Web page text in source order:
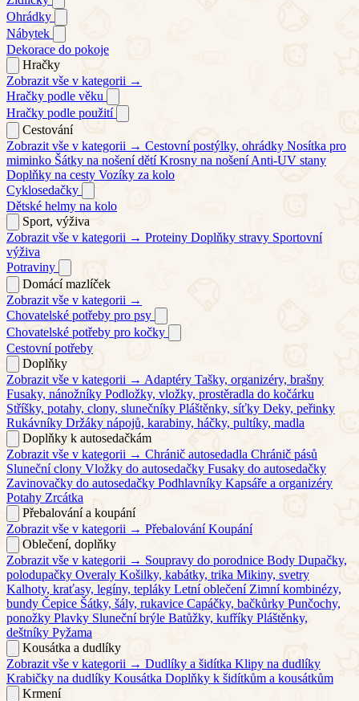
Ohrádky
Nábytek
Dekorace do pokoje
Hračky
Zobrazit vše v kategorii →
Hračky podle věku
Hračky podle použití
Cestování
Zobrazit vše v kategorii → Cestovní postýlky, ohrádky Nosítka pro
miminko Šátky na nošení dětí Krosny na nošení Anti-UV stany
Doplňky na cesty Vozíky za kolo
Cyklosedačky
Dětské helmy na kolo
Sport, výživa
Zobrazit vše v kategorii → Proteiny Doplňky stravy Sportovní
výživa
Potraviny
Domácí mazlíček
Zobrazit vše v kategorii →
Chovatelské potřeby pro psy
Chovatelské potřeby pro kočky
Cestovní potřeby
Doplňky
Zobrazit vše v kategorii → Adaptéry Tašky, organizéry, brašny
Fusaky, nánožníky Podložky, vložky, prostěradla do kočárku
Stříšky, potahy, clony, slunečníky Pláštěnky, síťky Deky, peřinky
Rukávníky Držáky nápojů, karabiny, háčky, pultíky, madla
Doplňky k autosedačkám
Zobrazit vše v kategorii → Chránič autosedadla Chránič pásů
Sluneční clony Vložky do autosedačky Fusaky do autosedačky
Zavinovačky do autosedačky Podhlavníky Kapsáře a organizéry
Potahy Zrcátka
Přebalování a koupání
Zobrazit vše v kategorii → Přebalování Koupání
Oblečení, doplňky
Zobrazit vše v kategorii → Soupravy do porodnice Body Dupačky,
polodupačky Overaly Košilky, kabátky, trika Mikiny, svetry
Kalhoty, kraťasy, legíny, tepláky Letní oblečení Zimní kombinézy,
bundy Čepice Šátky, šály, rukavice Capáčky, bačkůrky Punčochy,
ponožky Plavky Sluneční brýle Batůžky, kufříky Pláštěnky,
deštníky Pyžama
Kousátka a dudlíky
Zobrazit vše v kategorii → Dudlíky a šidítka Klipy na dudlíky
Krabičky na dudlíky Kousátka Doplňky k šidítkům a kousátkům
Krmení